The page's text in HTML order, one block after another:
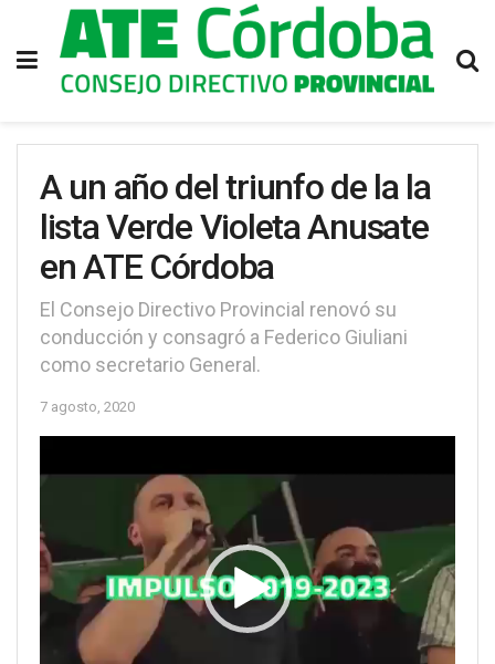
A un año del triunfo de la la
lista Verde Violeta Anusate
en ATE Córdoba
El Consejo Directivo Provincial renovó su
conducción y consagró a Federico Giuliani
como secretario General.
7 agosto, 2020
de